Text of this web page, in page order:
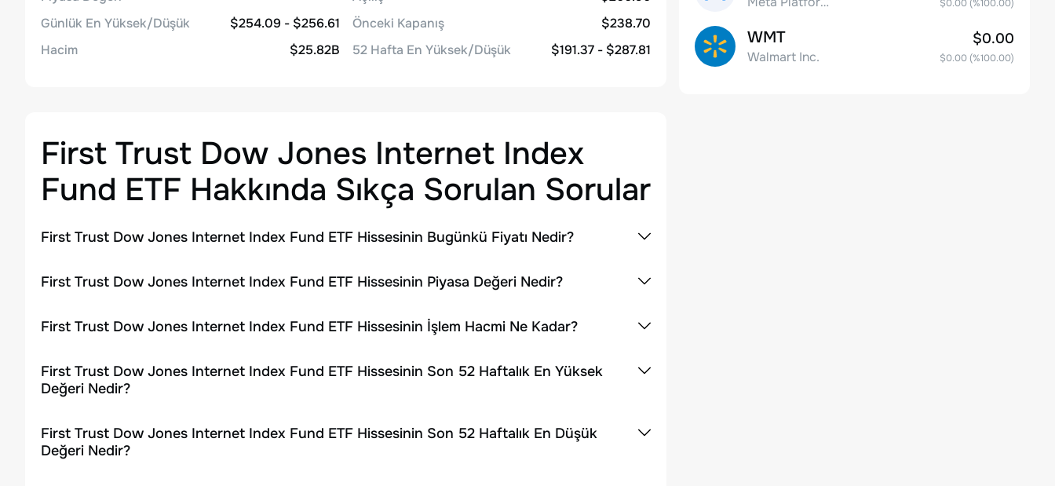
Günlük En Yüksek/Düşük
$254.09 - $256.61
Hacim
$25.82B
Önceki Kapanış
$238.70
52 Hafta En Yüksek/Düşük
$191.37 - $287.81
First Trust Dow Jones Internet Index
Fund ETF Hakkında Sıkça Sorulan Sorular
First Trust Dow Jones Internet Index Fund ETF Hissesinin Bugünkü Fiyatı Nedir?
First Trust Dow Jones Internet Index Fund ETF Hissesinin Piyasa Değeri Nedir?
First Trust Dow Jones Internet Index Fund ETF Hissesinin İşlem Hacmi Ne Kadar?
First Trust Dow Jones Internet Index Fund ETF Hissesinin Son 52 Haftalık En Yüksek
Değeri Nedir?
First Trust Dow Jones Internet Index Fund ETF Hissesinin Son 52 Haftalık En Düşük
Değeri Nedir?
$0.00(%100.00)
WMT
Walmart Inc.
$0.00
$0.00(%100.00)